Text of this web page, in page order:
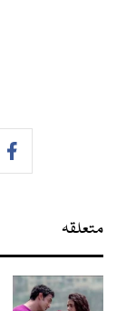
متعلقہ